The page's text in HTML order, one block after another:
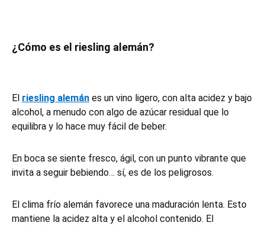
¿Cómo es el riesling alemán?
El riesling alemán es un vino ligero, con alta acidez y bajo
alcohol, a menudo con algo de azúcar residual que lo
equilibra y lo hace muy fácil de beber.
En boca se siente fresco, ágil, con un punto vibrante que
invita a seguir bebiendo… sí, es de los peligrosos.
El clima frío alemán favorece una maduración lenta. Esto
mantiene la acidez alta y el alcohol contenido. El